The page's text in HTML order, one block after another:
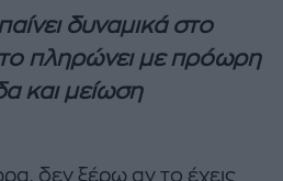
δυναμικά στο
πληρώνει με πρόωρη
και μείωση
δεν ξέρω αν το έχεις